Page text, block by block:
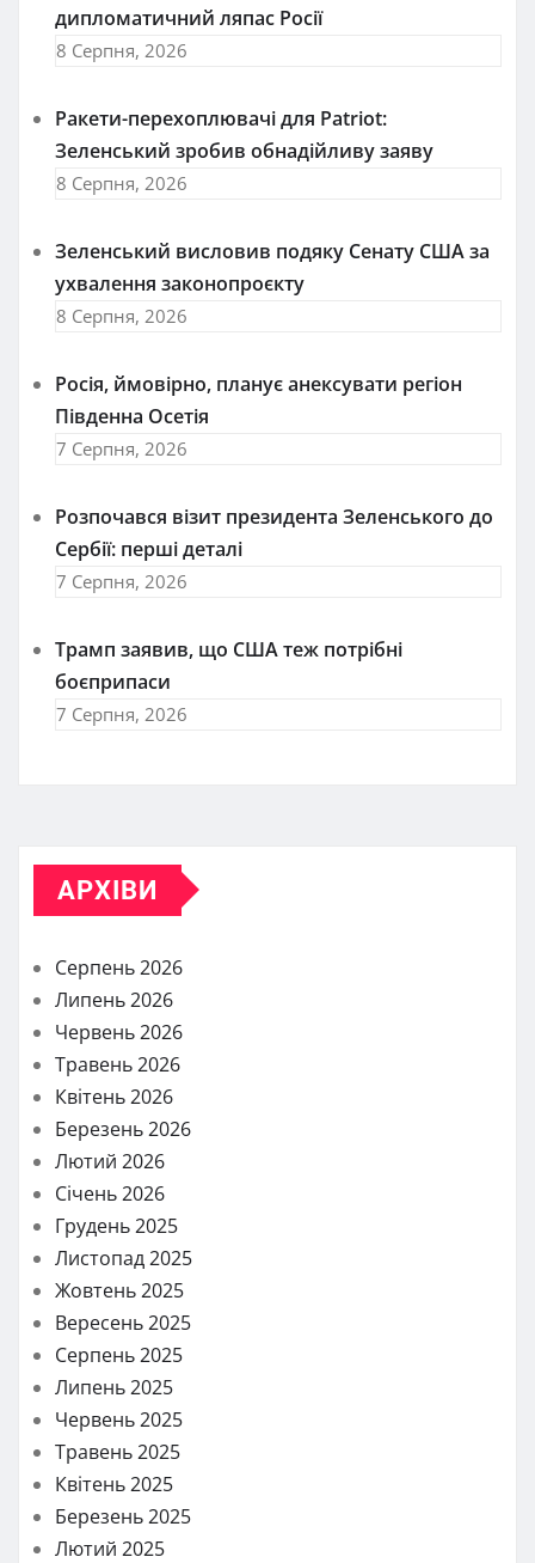
дипломатичний ляпас Росії
8 Серпня, 2026
Ракети-перехоплювачі для Patriot:
Зеленський зробив обнадійливу заяву
8 Серпня, 2026
Зеленський висловив подяку Сенату США за
ухвалення законопроєкту
8 Серпня, 2026
Росія, ймовірно, планує анексувати регіон
Південна Осетія
7 Серпня, 2026
Розпочався візит президента Зеленського до
Сербії: перші деталі
7 Серпня, 2026
Трамп заявив, що США теж потрібні
боєприпаси
7 Серпня, 2026
АРХІВИ
Серпень 2026
Липень 2026
Червень 2026
Травень 2026
Квітень 2026
Березень 2026
Лютий 2026
Січень 2026
Грудень 2025
Листопад 2025
Жовтень 2025
Вересень 2025
Серпень 2025
Липень 2025
Червень 2025
Травень 2025
Квітень 2025
Березень 2025
Лютий 2025